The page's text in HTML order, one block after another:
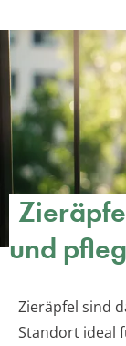
und
Zieräpfel sind
Standort ideal